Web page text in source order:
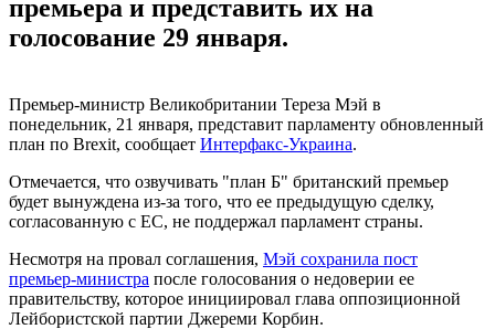
премьера и представить их на
голосование 29 января.
Премьер-министр Великобритании Тереза Мэй в
понедельник, 21 января, представит парламенту обновленный
план по Brexit, сообщает Интерфакс-Украина.
Отмечается, что озвучивать "план Б" британский премьер
будет вынуждена из-за того, что ее предыдущую сделку,
согласованную с ЕС, не поддержал парламент страны.
Несмотря на провал соглашения, Мэй сохранила пост
премьер-министра после голосования о недоверии ее
правительству, которое инициировал глава оппозиционной
Лейбористской партии Джереми Корбин.